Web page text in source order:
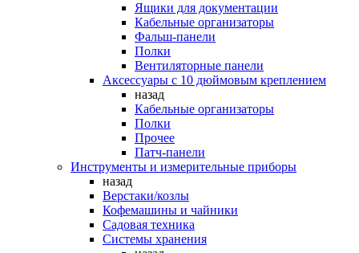
Ящики для документации
Кабельные организаторы
Фальш-панели
Полки
Вентиляторные панели
Аксессуары с 10 дюймовым креплением
назад
Кабельные организаторы
Полки
Прочее
Патч-панели
Инструменты и измерительные приборы
назад
Верстаки/козлы
Кофемашины и чайники
Садовая техника
Системы хранения